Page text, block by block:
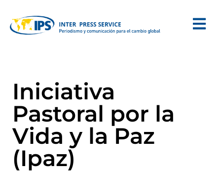
Iniciativa
Pastoral por la
Vida y la Paz
(Ipaz)